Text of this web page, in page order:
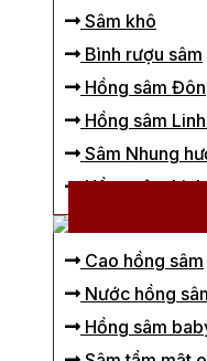
Sâm khô
Bình rượu sâm
Hồng sâm
Hồng sâm
Sâm Nhung
Hồng sâm
Cao hồng sâm
Nước hồng
Hồng sâm